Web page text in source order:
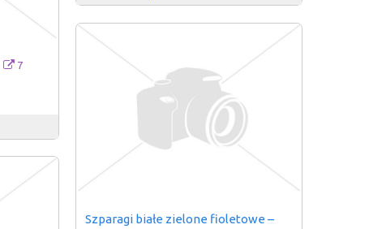
7
Szparagi białe zielone fioletowe –